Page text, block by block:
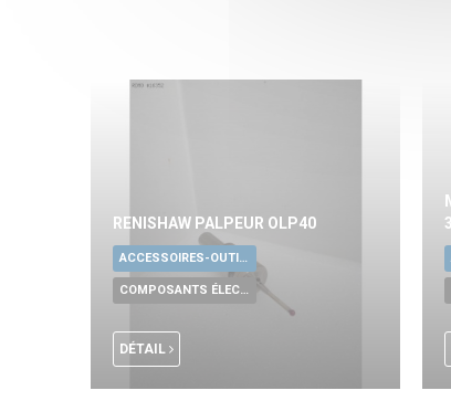
RENISHAW PALPEUR OLP40
ACCESSOIRES-OUTILLAGE UNIVERSELS
COMPOSANTS ÉLECTRONIQUES
DÉTAIL